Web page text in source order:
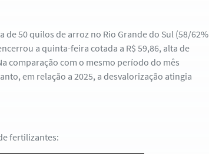
de 50 quilos de arroz no Rio Grande do Sul (58/62%
a quinta-feira cotada a R$ 59,86, alta de
comparação com o mesmo período do mês
em relação a 2025, a desvalorização atingia
fertilizantes: